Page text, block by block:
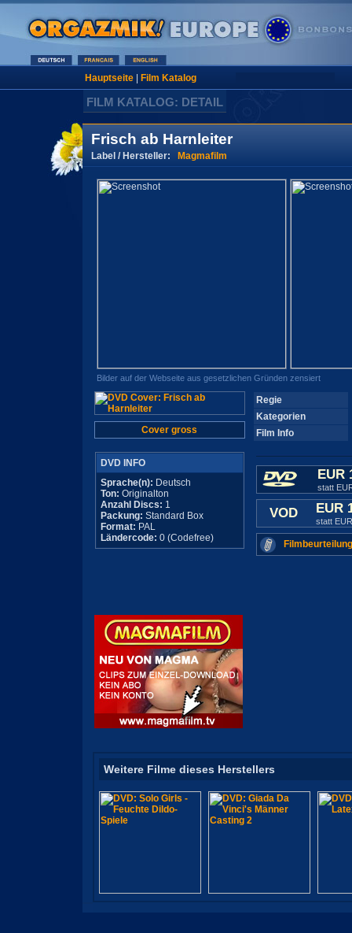
Hauptseite| Film Katalog
FILM KATALOG: DETAIL
Frisch ab Harnleiter
Label / Hersteller: Magmafilm
Bilder auf der Webseite aus gesetzlichen Gründen zensiert
Cover gross
DVD INFO
Sprache(n): Deutsch
Ton: Originalton
Anzahl Discs: 1
Packung: Standard Box
Format: PAL
Ländercode: 0 (Codefree)
Regie
Kategorien
Film Info
EUR
statt
VOD EUR
statt
Weitere Filme dieses Herstellers